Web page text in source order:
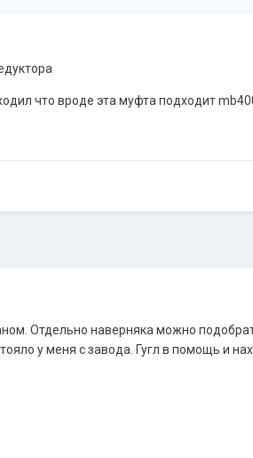
что вроде эта муфта подходит
Отдельно наверняка можно
у меня с завода. Гугл в помощь и